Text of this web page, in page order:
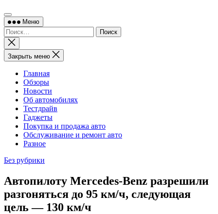
Меню
Найти:
Закрыть
поиск
Закрыть меню
Главная
Обзоры
Новости
Об автомобилях
Тестдрайв
Гаджеты
Покупка и продажа авто
Обслуживание и ремонт авто
Разное
Без рубрики
Автопилоту Mercedes-Benz разрешили
разгоняться до 95 км/ч, следующая
цель — 130 км/ч